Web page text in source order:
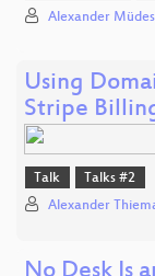
Alexander
Using
Stripe
Talk Talks #2
Alexander